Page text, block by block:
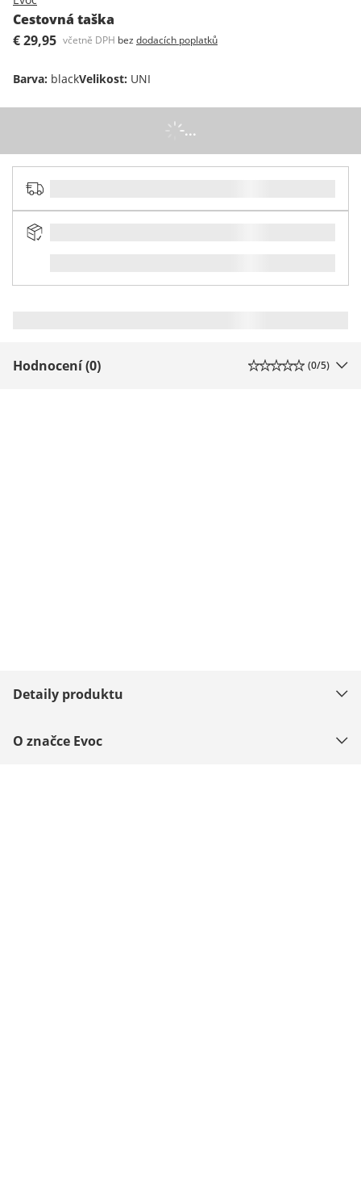
Cestovná taška
€ 29,95 včetně DPH bez dodacích poplatků
Barva: blackVelikost: UNI
...
Hodnocení (0) (0/5)
Detaily produktu
O značce Evoc